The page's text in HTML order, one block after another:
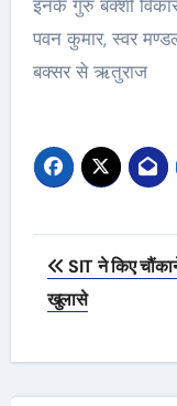
इनके गुरु बक्शी
पवन कुमार, स्वर
बक्सर से ऋतुराज
Post
SIT ने किए
खुलासे